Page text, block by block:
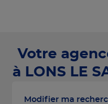
Votre
à LONS LE
Modifier ma